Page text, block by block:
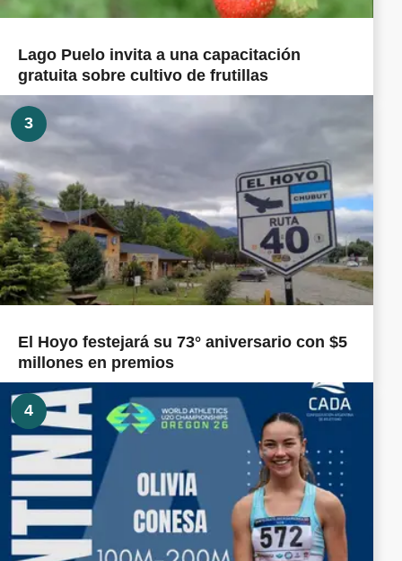
Lago Puelo invita a una capacitación
gratuita sobre cultivo de frutillas
3
El Hoyo festejará su 73° aniversario con $5
millones en premios
4